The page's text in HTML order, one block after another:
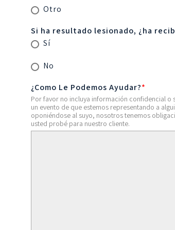
Otro
Si ha resultado lesionado, ¿ha
Sí
No
¿Como Le Podemos Ayudar?*
Por favor no incluya información confidencial o
un evento de que estemos representando a
oponiéndose al suyo, nosotros tenemos
usted probé para nuestro cliente.